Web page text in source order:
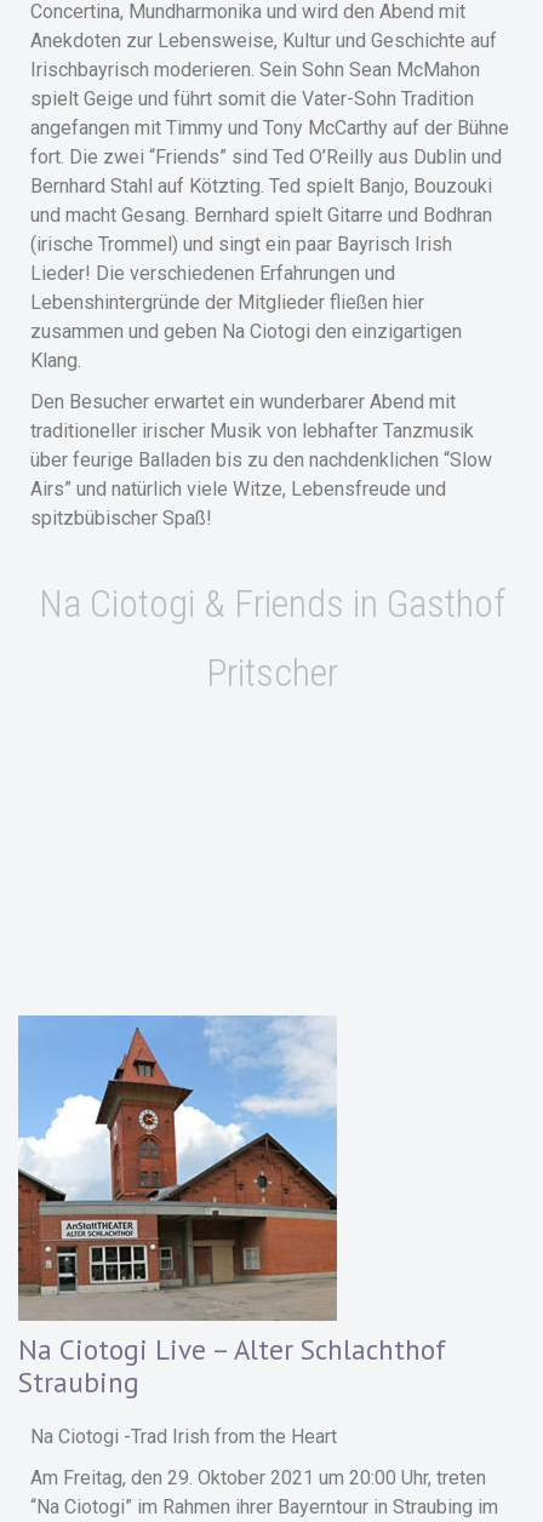
Concertina, Mundharmonika und wird den Abend mit
Anekdoten zur Lebensweise, Kultur und Geschichte auf
Irischbayrisch moderieren. Sein Sohn Sean McMahon
spielt Geige und führt somit die Vater-Sohn Tradition
angefangen mit Timmy und Tony McCarthy auf der Bühne
fort. Die zwei “Friends” sind Ted O’Reilly aus Dublin und
Bernhard Stahl auf Kötzting. Ted spielt Banjo, Bouzouki
und macht Gesang. Bernhard spielt Gitarre und Bodhran
(irische Trommel) und singt ein paar Bayrisch Irish
Lieder! Die verschiedenen Erfahrungen und
Lebenshintergründe der Mitglieder fließen hier
zusammen und geben Na Ciotogi den einzigartigen
Klang.
Den Besucher erwartet ein wunderbarer Abend mit
traditioneller irischer Musik von lebhafter Tanzmusik
über feurige Balladen bis zu den nachdenklichen “Slow
Airs” und natürlich viele Witze, Lebensfreude und
spitzbübischer Spaß!
Na Ciotogi & Friends in Gasthof
Pritscher
Na Ciotogi Live – Alter Schlachthof
Straubing
Na Ciotogi -Trad Irish from the Heart
Am Freitag, den 29. Oktober 2021 um 20:00 Uhr, treten
“Na Ciotogi” im Rahmen ihrer Bayerntour in Straubing im